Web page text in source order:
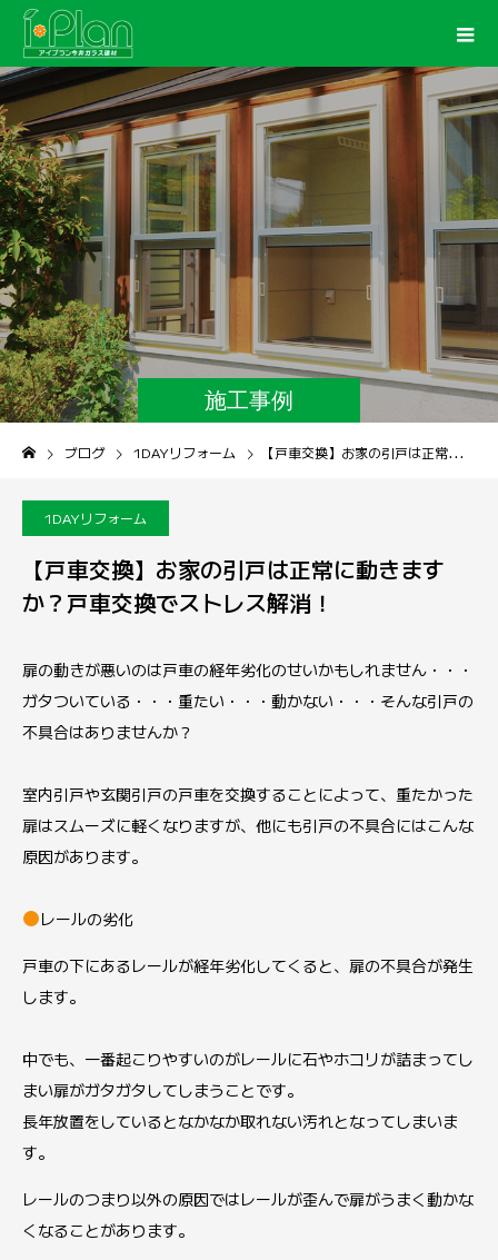
施工事例
ブログ 1DAYリフォーム 【戸車交換】お家の引戸は正常に動きますか？戸車交換でストレス解消！
1DAYリフォーム
【戸車交換】お家の引戸は正常に動きます
か？戸車交換でストレス解消！
扉の動きが悪いのは戸車の経年劣化のせいかもしれません・・・
ガタついている・・・重たい・・・動かない・・・そんな引戸の
不具合はありませんか？
室内引戸や玄関引戸の戸車を交換することによって、重たかった
扉はスムーズに軽くなりますが、他にも引戸の不具合にはこんな
原因があります。
レールの劣化
戸車の下にあるレールが経年劣化してくると、扉の不具合が発生
します。
中でも、一番起こりやすいのがレールに石やホコリが詰まってし
まい扉がガタガタしてしまうことです。
長年放置をしているとなかなか取れない汚れとなってしまいま
す。
レールのつまり以外の原因ではレールが歪んで扉がうまく動かな
くなることがあります。